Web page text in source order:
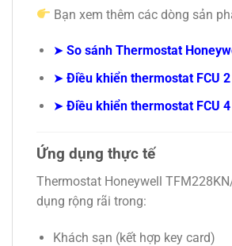
Bạn xem thêm các dòng sản
➤ So sánh Thermostat
➤ Điều khiển thermostat FCU
➤ Điều khiển thermostat FCU
Ứng dụng thực tế
Thermostat Honeywell
dụng rộng rãi trong:
Khách sạn (kết hợp key card)